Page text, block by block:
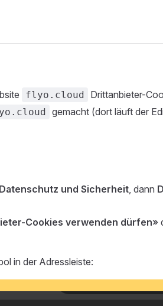
flyo.cloud
Drittanbieter-
gemacht (dort läuft der
Datenschutz und Sicherheit, dann
Cookies verwenden dürfen»
in der Adressleiste: